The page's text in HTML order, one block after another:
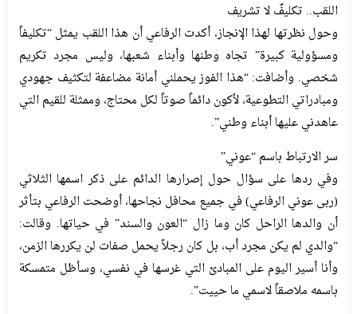
اللقب.. تكليفٌ لا تشريف
وحول نظرتها لهذا الإنجاز، أكدت الرفاعي أن هذا اللقب يمثل “تكليفاً
ومسؤولية كبيرة” تجاه وطنها وأبناء شعبها، وليس مجرد تكريم
شخصي. وأضافت: “هذا الفوز يحملني أمانة مضاعفة لتكثيف جهودي
ومبادراتي التطوعية، لأكون دائماً صوتاً لكل محتاج، وممثلة للقيم التي
عاهدني عليها أبناء وطني”.
سر الارتباط باسم “عوني”
وفي ردها على سؤال حول إصرارها الدائم على ذكر اسمها الثلاثي
(ربى عوني الرفاعي) في جميع محافل نجاحها، أوضحت الرفاعي بتأثر
أن والدها الراحل كان وما زال “العون والسند” في حياتها. وقالت:
“والدي لم يكن مجرد أب، بل كان رجلاً يحمل صفات لن يكررها الزمن،
وأنا أسير اليوم على المبادئ التي غرسها في نفسي، وسأظل متمسكة
باسمه ملاصقاً لاسمي ما حييت”.